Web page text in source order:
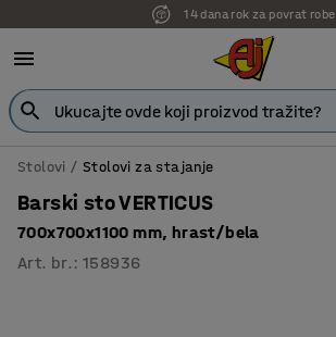
14 dana rok za povrat robe
Stolovi Stolovi za stajanje
Barski sto VERTICUS
700x700x1100 mm, hrast/bela
Art. br. :158936